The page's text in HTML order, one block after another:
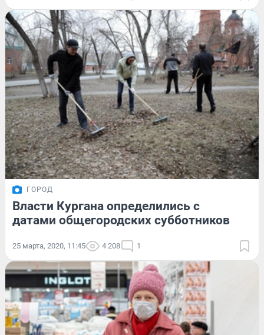
ГОРОД
Власти Кургана определились с
датами общегородских субботников
25 марта, 2020, 11:45 4 208 1